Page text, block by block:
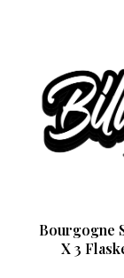
Bourgogne
X 3